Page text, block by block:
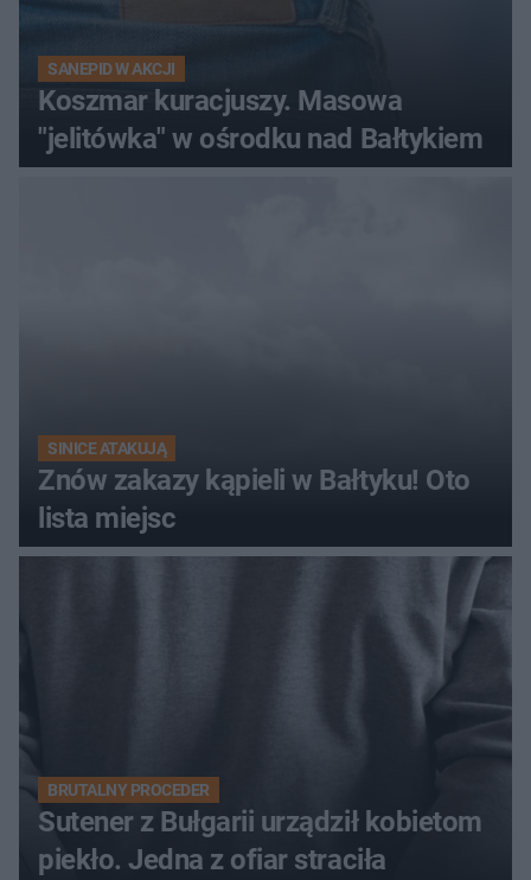
SANEPID W AKCJI
Koszmar kuracjuszy. Masowa
"jelitówka" w ośrodku nad Bałtykiem
SINICE ATAKUJĄ
Znów zakazy kąpieli w Bałtyku! Oto
lista miejsc
BRUTALNY PROCEDER
Sutener z Bułgarii urządził kobietom
piekło. Jedna z ofiar straciła